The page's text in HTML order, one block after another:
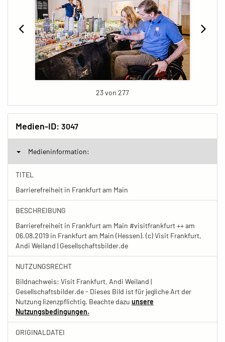
23 von 277
Medien-ID: 3047
Medieninformation:
TITEL
Barrierefreiheit in Frankfurt am Main
BESCHREIBUNG
Barrierefreiheit in Frankfurt am Main #visitfrankfurt ++ am
06.08.2019 in Frankfurt am Main (Hessen). (c) Visit Frankfurt,
Andi Weiland | Gesellschaftsbilder.de
NUTZUNGSRECHT
Bildnachweis: Visit Frankfurt, Andi Weiland |
Gesellschaftsbilder.de - Dieses Bild ist für jegliche Art der
Nutzung lizenzpflichtig. Beachte dazu unsere
Nutzungsbedingungen.
ORIGINALDATEI